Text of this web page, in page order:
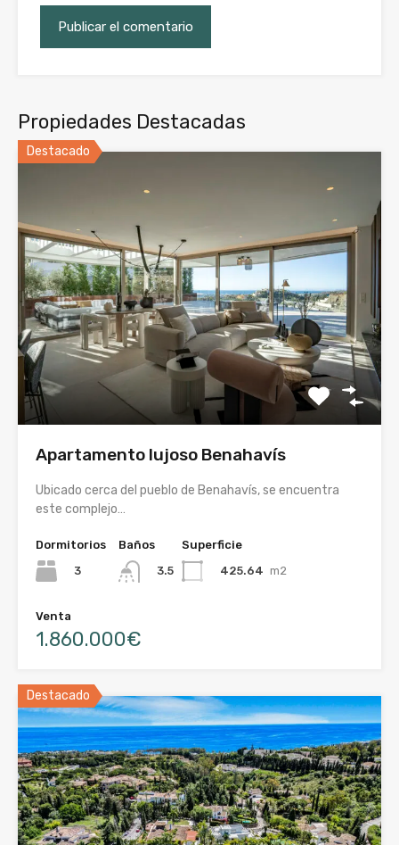
Propiedades Destacadas
Destacado
Apartamento lujoso Benahavís
Ubicado cerca del pueblo de Benahavís, se encuentra
este complejo…
Dormitorios
3
Baños
3.5
Superficie
425.64 m2
Venta
1.860.000€
Destacado